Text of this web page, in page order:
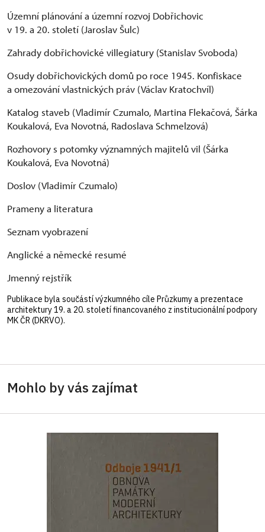
Územní plánování a územní rozvoj Dobřichovic
v 19. a 20. století (Jaroslav Šulc)
Zahrady dobřichovické villegiatury (Stanislav Svoboda)
Osudy dobřichovických domů po roce 1945. Konfiskace
a omezování vlastnických práv (Václav Kratochvíl)
Katalog staveb (Vladimír Czumalo, Martina Flekačová, Šárka
Koukalová, Eva Novotná, Radoslava Schmelzová)
Rozhovory s potomky významných majitelů vil (Šárka
Koukalová, Eva Novotná)
Doslov (Vladimír Czumalo)
Prameny a literatura
Seznam vyobrazení
Anglické a německé resumé
Jmenný rejstřík
Publikace byla součástí výzkumného cíle Průzkumy a prezentace
architektury 19. a 20. století financovaného z institucionální podpory
MK ČR (DKRVO).
Mohlo by vás zajímat